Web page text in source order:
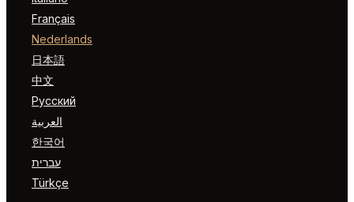
Français
Nederlands
日本語
中文
Русский
العربية
한국어
עברית
Türkçe